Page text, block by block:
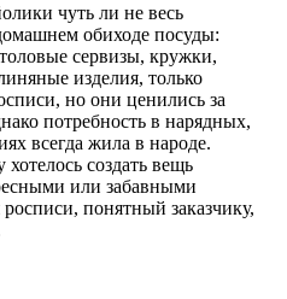
чуть ли не весь
обиходе посуды:
сервизы, кружки,
изделия, только
но они ценились за
потребность в нарядных,
всегда жила в народе.
создать вещь
или забавными
понятный заказчику,